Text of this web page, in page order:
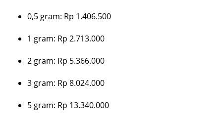
0,5 gram: Rp 1.406.500
1 gram: Rp 2.713.000
2 gram: Rp 5.366.000
3 gram: Rp 8.024.000
5 gram: Rp 13.340.000